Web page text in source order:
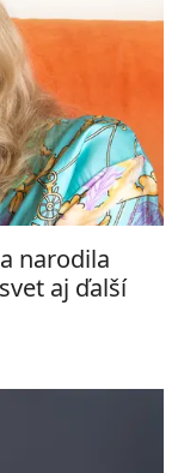
narodila
aj ďalší